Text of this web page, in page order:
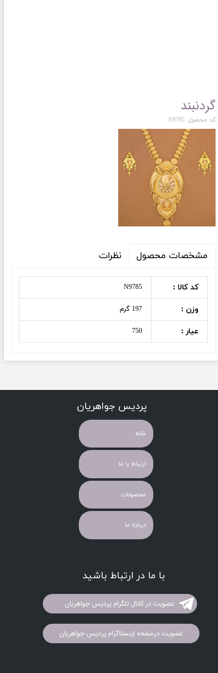
گردنبند
کد محصول: N9785
مشخصات محصول نظرات
کد کالا : N9785
وزن : 197 گرم
عیار : 750
پردیس جواهریان
خانه
ارتباط با ما
محصولات
درباره ما
با ما در ارتباط باشید
عضویت در کانال تلگرام پردیس جواهریان
عضویت درصفحه اینستاگرام پردیس جواهریان